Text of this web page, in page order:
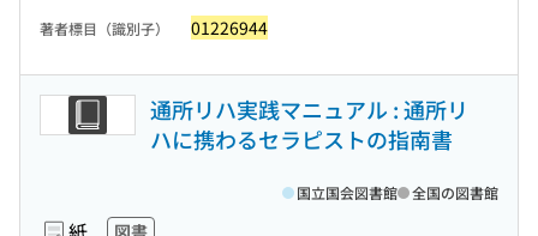
著者標目（識別子） 01226944
通所リハ実践マニュアル : 通所リ
ハに携わるセラピストの指南書
図書
国立国会図書館 全国の図書館